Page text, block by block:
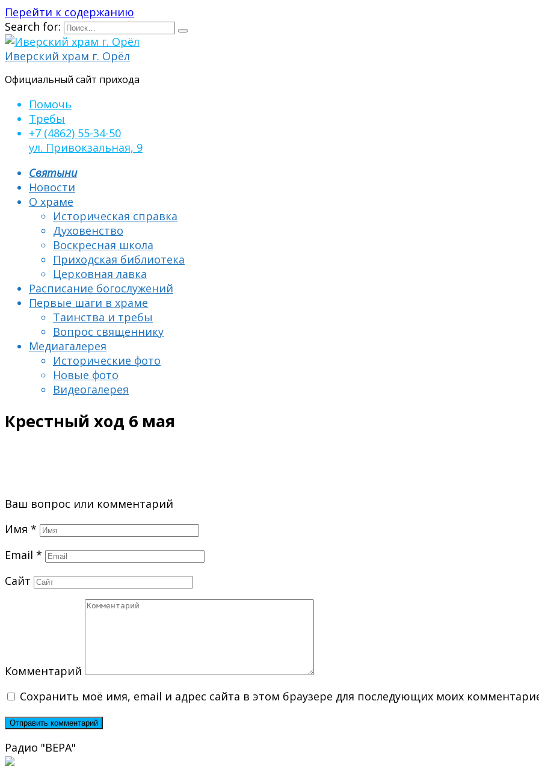
Перейти к содержанию
Search for:
Иверский храм г. Орёл
Официальный сайт прихода
Помочь
Требы
+7 (4862) 55-34-50
ул. Привокзальная, 9
Святыни
Новости
О храме
Историческая справка
Духовенство
Воскресная школа
Приходская библиотека
Церковная лавка
Расписание богослужений
Первые шаги в храме
Таинства и требы
Вопрос священнику
Медиагалерея
Исторические фото
Новые фото
Видеогалерея
Крестный ход 6 мая
Ваш вопрос или комментарий
Имя *
Email *
Сайт
Комментарий
Сохранить моё имя, email и адрес сайта в этом браузере для последующих моих
Радио "ВЕРА"